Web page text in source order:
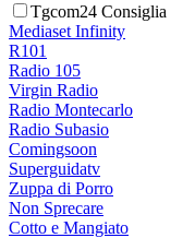
Tgcom24 Consiglia
Mediaset Infinity
R101
Radio 105
Virgin Radio
Radio Montecarlo
Radio Subasio
Comingsoon
Superguidatv
Zuppa di Porro
Non Sprecare
Cotto e Mangiato